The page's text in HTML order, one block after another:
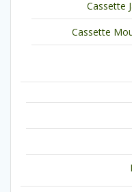
Cassette
Cassette